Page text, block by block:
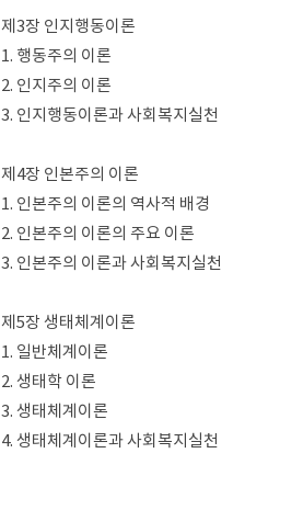
제3장 인지행동이론
1. 행동주의 이론
2. 인지주의 이론
3. 인지행동이론과 사회복지실천
제4장 인본주의 이론
1. 인본주의 이론의 역사적 배경
2. 인본주의 이론의 주요 이론
3. 인본주의 이론과 사회복지실천
제5장 생태체계이론
1. 일반체계이론
2. 생태학 이론
3. 생태체계이론
4. 생태체계이론과 사회복지실천